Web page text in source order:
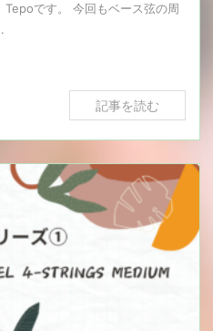
です。 今回もベース弦の周
記事を読む